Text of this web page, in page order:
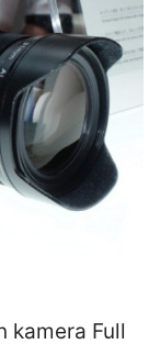
kamera Full